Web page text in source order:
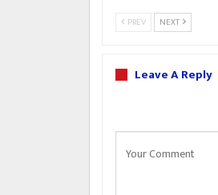
PREV NEXT
Leave A Reply